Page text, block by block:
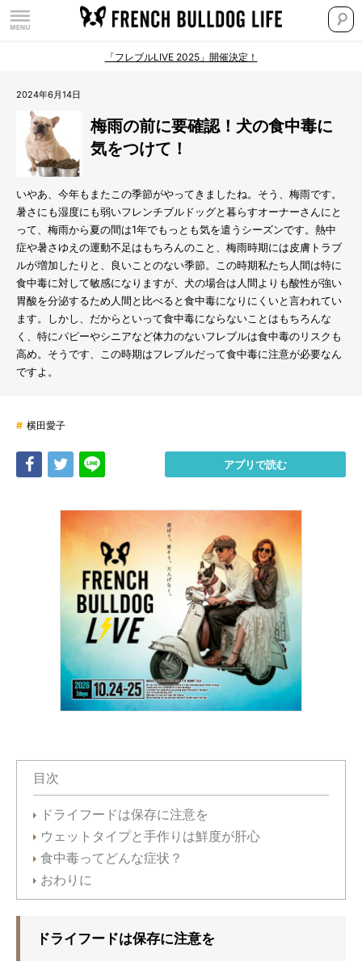
「フレブルLIVE 2025」開催決定！
2024年6月14日
梅雨の前に要確認！犬の食中毒に
気をつけて！
いやあ、今年もまたこの季節がやってきましたね。そう、梅雨です。
暑さにも湿度にも弱いフレンチブルドッグと暮らすオーナーさんにと
って、梅雨から夏の間は1年でもっとも気を遣うシーズンです。熱中
症や暑さゆえの運動不足はもちろんのこと、梅雨時期には皮膚トラブ
ルが増加したりと、良いことのない季節。この時期私たち人間は特に
食中毒に対して敏感になりますが、犬の場合は人間よりも酸性が強い
胃酸を分泌するため人間と比べると食中毒になりにくいと言われてい
ます。しかし、だからといって食中毒にならないことはもちろんな
く、特にパピーやシニアなど体力のないフレブルは食中毒のリスクも
高め。そうです、この時期はフレブルだって食中毒に注意が必要なん
ですよ。
# 横田愛子
Share Tweet アプリで読む
目次
ドライフードは保存に注意を
ウェットタイプと手作りは鮮度が肝心
食中毒ってどんな症状？
おわりに
ドライフードは保存に注意を